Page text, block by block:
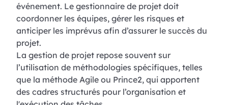
événement. Le gestionnaire de projet doit
coordonner les équipes, gérer les risques et
anticiper les imprévus afin d’assurer le succès du
projet.
La gestion de projet repose souvent sur
l’utilisation de méthodologies spécifiques, telles
que la méthode Agile ou Prince2, qui apportent
des cadres structurés pour l’organisation et